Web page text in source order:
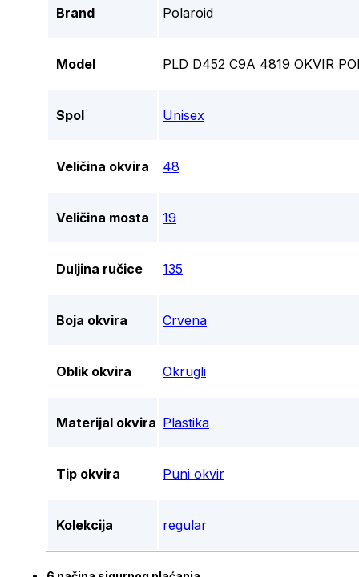
Brand Polaroid
Model PLD D452 C9A 4819 OKVIR
Spol Unisex
Veličina okvira 48
Veličina mosta 19
Duljina ručice 135
Boja okvira Crvena
Oblik okvira Okrugli
Materijal okvira Plastika
Tip okvira Puni okvir
Kolekcija regular